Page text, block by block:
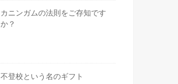
カニンガムの法則をご存知です
か？
不登校という名のギフト